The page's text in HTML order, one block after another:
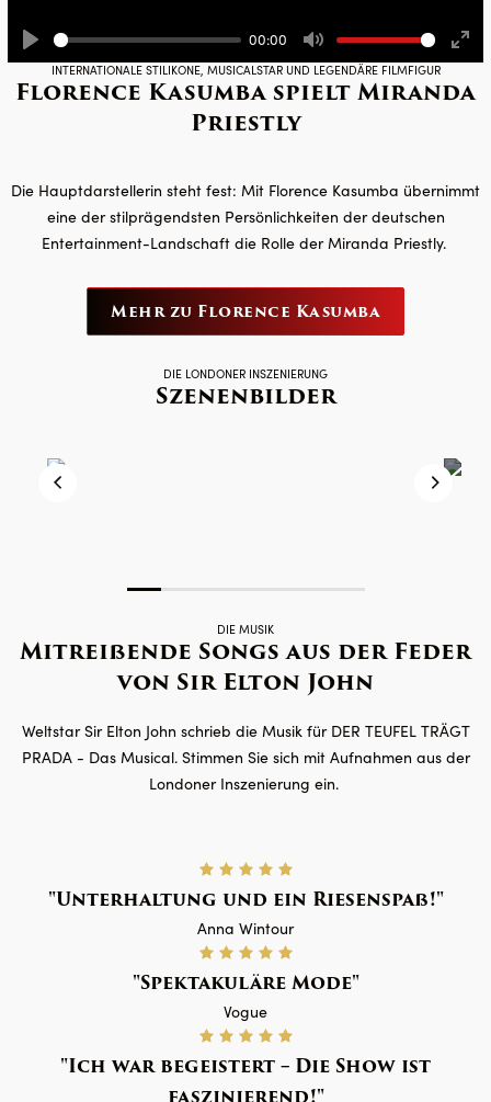
INTERNATIONALE STILIKONE, MUSICALSTAR UND LEGENDÄRE FILMFIGUR
Florence Kasumba spielt Miranda
Priestly
Die Hauptdarstellerin steht fest: Mit Florence Kasumba übernimmt
eine der stilprägendsten Persönlichkeiten der deutschen
Entertainment-Landschaft die Rolle der Miranda Priestly.
Mehr zu Florence Kasumba
Play
00:00
Mute
DIE LONDONER INSZENIERUNG
Szenenbilder
DIE MUSIK
Mitreißende Songs aus der Feder
von Sir Elton John
Weltstar Sir Elton John schrieb die Musik für DER TEUFEL TRÄGT
PRADA - Das Musical. Stimmen Sie sich mit Aufnahmen aus der
Londoner Inszenierung ein.
Unterhaltung und ein Riesenspaß!
Anna Wintour
Spektakuläre Mode
Vogue
Ich war begeistert – Die Show ist